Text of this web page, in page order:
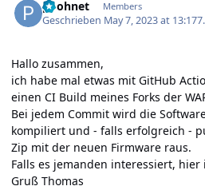
poohnet Members
Geschrieben May 7, 2023 at 13:17
Hallo zusammen,
ich habe mal etwas mit GitHub
einen CI Build meines Forks der
Bei jedem Commit wird die
kompiliert und - falls erfolgreich -
Zip mit der neuen Firmware raus.
Falls es jemanden interessiert,
Gruß Thomas